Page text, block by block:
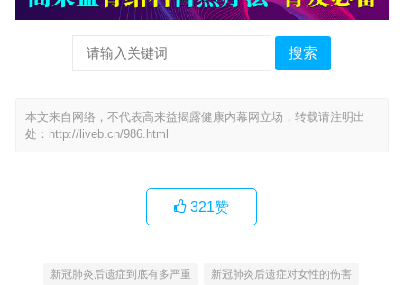
搜索
本文来自网络，不代表高来益揭露健康内幕网立场，转载请注明出
处： http://liveb.cn/986.html
321赞
新冠肺炎后遗症到底有多严重 新冠肺炎后遗症对女性的伤害